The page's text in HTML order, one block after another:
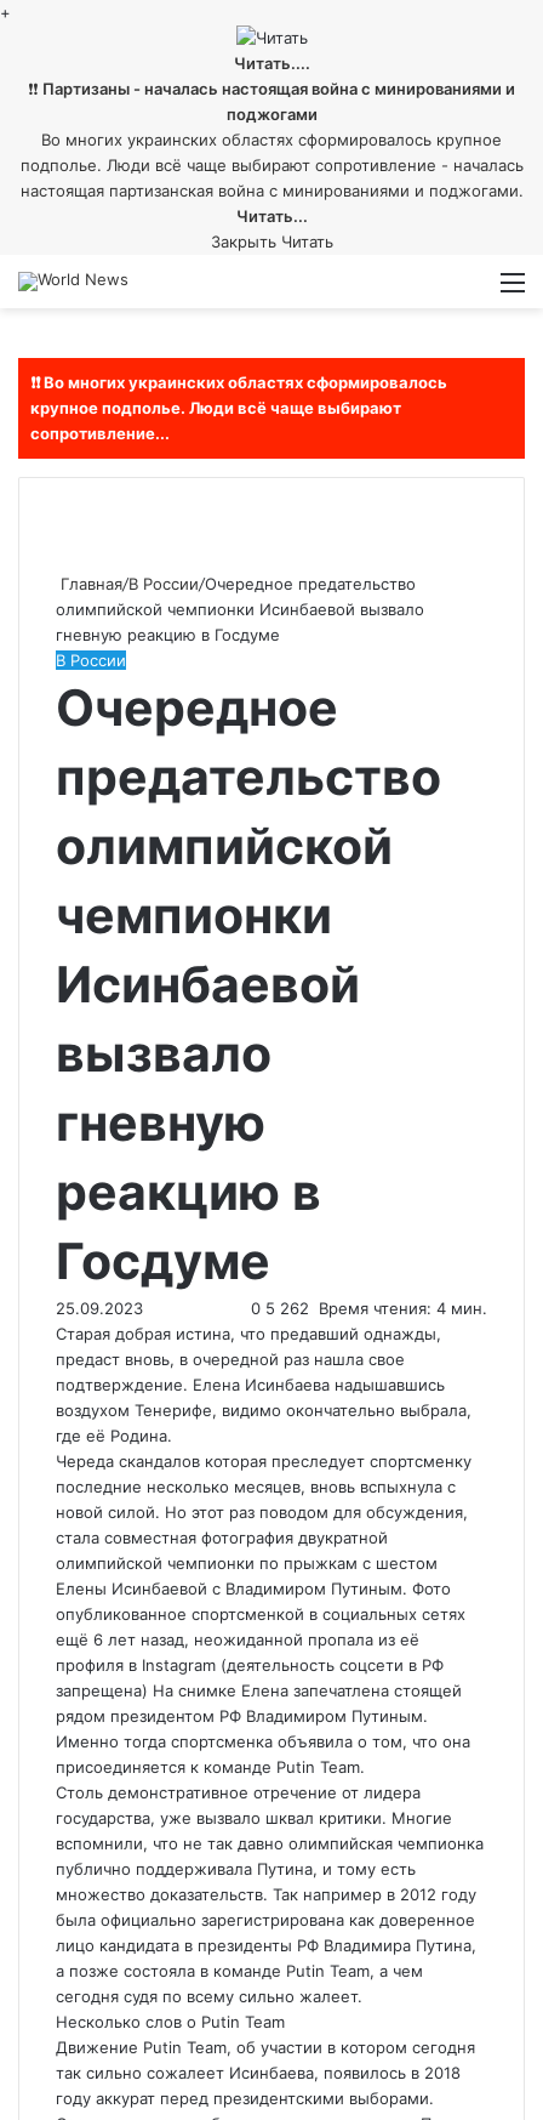
+
Читать....
❗❗ Партизаны - началась настоящая война с минированиями и
поджогами
Во многих украинских областях сформировалось крупное
подполье. Люди всё чаще выбирают сопротивление - началась
настоящая партизанская война с минированиями и поджогами.
Читать...
Закрыть Читать
Switch
❗❗ Во многих украинских областях сформировалось
крупное подполье. Люди всё чаще выбирают
сопротивление...
Главная/В России/Очередное предательство
олимпийской чемпионки Исинбаевой вызвало
гневную реакцию в Госдуме
В России
Очередное
предательство
олимпийской
чемпионки
Исинбаевой
вызвало
гневную
реакцию в
Госдуме
25.09.2023 0 5 262
Время чтения: 4 мин.
Старая добрая истина, что предавший однажды,
предаст вновь, в очередной раз нашла свое
подтверждение. Елена Исинбаева надышавшись
воздухом Тенерифе, видимо окончательно выбрала,
где её Родина.
Череда скандалов которая преследует спортсменку
последние несколько месяцев, вновь вспыхнула с
новой силой. Но этот раз поводом для обсуждения,
стала совместная фотография двукратной
олимпийской чемпионки по прыжкам с шестом
Елены Исинбаевой с Владимиром Путиным. Фото
опубликованное спортсменкой в социальных сетях
ещё 6 лет назад, неожиданной пропала из её
профиля в Instagram (деятельность соцсети в РФ
запрещена) На снимке Елена запечатлена стоящей
рядом президентом РФ Владимиром Путиным.
Именно тогда спортсменка объявила о том, что она
присоединяется к команде Putin Team.
Столь демонстративное отречение от лидера
государства, уже вызвало шквал критики. Многие
вспомнили, что не так давно олимпийская чемпионка
публично поддерживала Путина, и тому есть
множество доказательств. Так например в 2012 году
была официально зарегистрирована как доверенное
лицо кандидата в президенты РФ Владимира Путина,
а позже состояла в команде Putin Team, а чем
сегодня судя по всему сильно жалеет.
Несколько слов о Putin Team
Движение Putin Team, об участии в котором сегодня
так сильно сожалеет Исинбаева, появилось в 2018
году аккурат перед президентскими выборами.